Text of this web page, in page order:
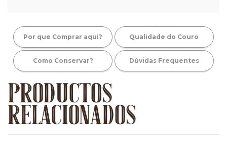
Por que Comprar aqui? Qualidade do Couro
Como Conservar? Dúvidas Frequentes
PRODUCTOS
RELACIONADOS